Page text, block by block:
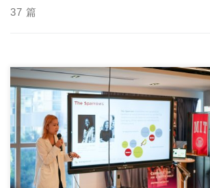
37 篇
Founded by a team of MIT engineers, The